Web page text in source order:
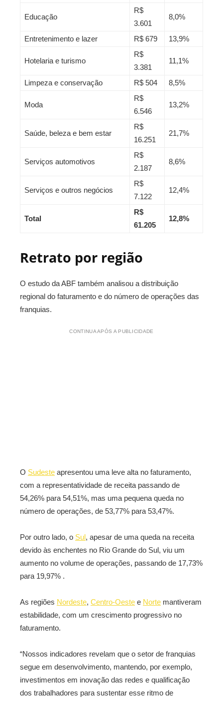
Educação
R$
3.601
8,0%
Entretenimento e lazer R$ 679 13,9%
Hotelaria e turismo
R$
3.381
11,1%
Limpeza e conservação R$ 504 8,5%
Moda
R$
6.546
13,2%
Saúde, beleza e bem estar
R$
16.251
21,7%
Serviços automotivos
R$
2.187
8,6%
Serviços e outros negócios
R$
7.122
12,4%
Total
R$
61.205
12,8%
Retrato por região
O estudo da ABF também analisou a distribuição
regional do faturamento e do número de operações das
franquias.
CONTINUA APÓS A PUBLICIDADE
O Sudeste apresentou uma leve alta no faturamento,
com a representatividade de receita passando de
54,26% para 54,51%, mas uma pequena queda no
número de operações, de 53,77% para 53,47%.
Por outro lado, o Sul, apesar de uma queda na receita
devido às enchentes no Rio Grande do Sul, viu um
aumento no volume de operações, passando de 17,73%
para 19,97% .
As regiões Nordeste, Centro-Oeste e Norte mantiveram
estabilidade, com um crescimento progressivo no
faturamento.
“Nossos indicadores revelam que o setor de franquias
segue em desenvolvimento, mantendo, por exemplo,
investimentos em inovação das redes e qualificação
dos trabalhadores para sustentar esse ritmo de